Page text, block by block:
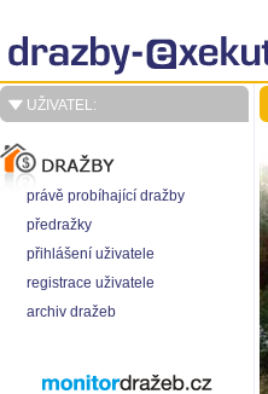
UŽIVATEL:
právě probíhající dražby
předražky
přihlášení uživatele
registrace uživatele
archiv dražeb